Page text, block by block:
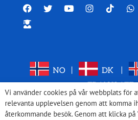
NO DK
TRANSLATE
Vi använder cookies på vår webbplats för
relevanta upplevelsen genom att komma
återkommande besök. Genom att klicka på